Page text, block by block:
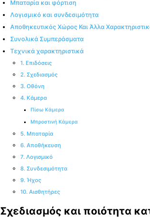
Μπαταρία και φόρτιση
Λογισμικό και συνδεσιμότητα
Αποθηκευτικός Χώρος Και Άλλα
Συνολικά Συμπεράσματα
Τεχνικά χαρακτηριστικά
1. Επιδόσεις
2. Σχεδιασμός
3. Οθόνη
4. Κάμερα
Πίσω Κάμερα
Μπροστινή Κάμερα
5. Μπαταρία
6. Αποθήκευση
7. Λογισμικό
8. Συνδεσιμότητα
9. Ήχος
10. Αισθητήρες
Σχεδιασμός και ποιότητα